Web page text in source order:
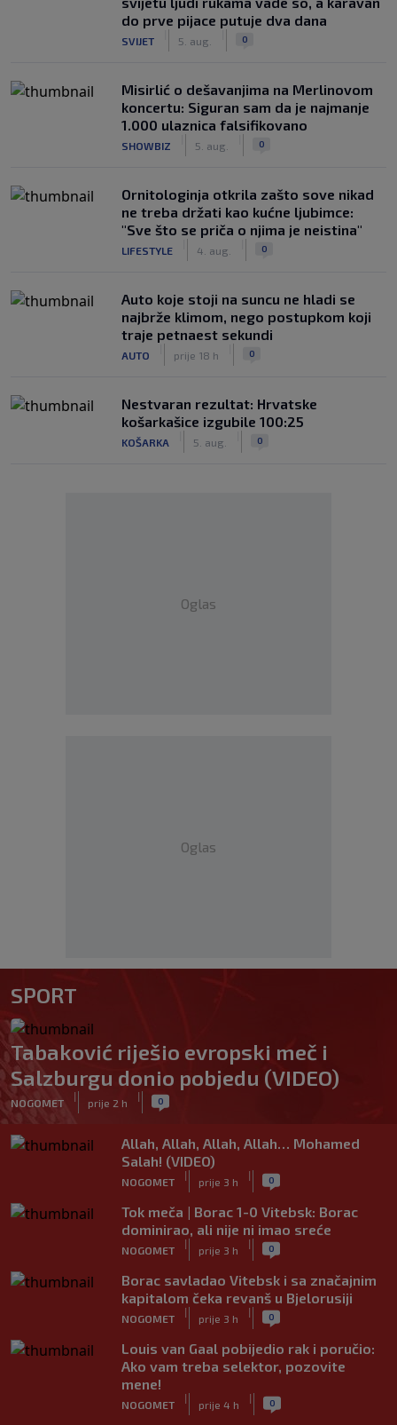
do prve pijace putuje dva dana
SVIJET 5. aug. 0
Misirlić o dešavanjima na Merlinovom
koncertu: Siguran sam da je najmanje
1.000 ulaznica falsifikovano
SHOWBIZ 5. aug. 0
Ornitologinja otkrila zašto sove nikad
ne treba držati kao kućne ljubimce:
"Sve što se priča o njima je neistina"
LIFESTYLE 4. aug. 0
Auto koje stoji na suncu ne hladi se
najbrže klimom, nego postupkom koji
traje petnaest sekundi
AUTO prije 18 h 0
Nestvaran rezultat: Hrvatske
košarkašice izgubile 100:25
KOŠARKA 5. aug. 0
Oglas
Oglas
SPORT
Tabaković riješio evropski meč i
Salzburgu donio pobjedu (VIDEO)
NOGOMET
|
prije 2 h
| 0
Allah, Allah, Allah, Allah… Mohamed
Salah! (VIDEO)
NOGOMET
|
prije 3 h
| 0
Tok meča | Borac 1-0 Vitebsk: Borac
dominirao, ali nije ni imao sreće
NOGOMET
|
prije 3 h
| 0
Borac savladao Vitebsk i sa značajnim
kapitalom čeka revanš u Bjelorusiji
NOGOMET
|
prije 3 h
| 0
Louis van Gaal pobijedio rak i poručio:
Ako vam treba selektor, pozovite
mene!
NOGOMET
|
prije 4 h
| 0